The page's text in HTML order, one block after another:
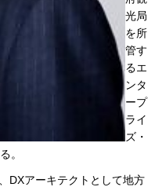
光局
を所
管す
るエ
ンタ
ープ
ライ
ズ・
。
DXアーキテクトとして地方